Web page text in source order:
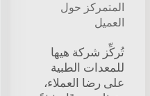
المتمركز حول
العميل
تُركِّز شركة هيها
للمعدات الطبية
على رضا العملاء،